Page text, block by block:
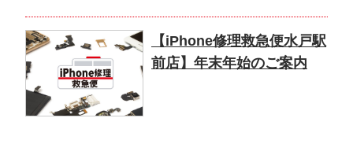
【iPhone修理救急便水戸駅
前店】年末年始のご案内